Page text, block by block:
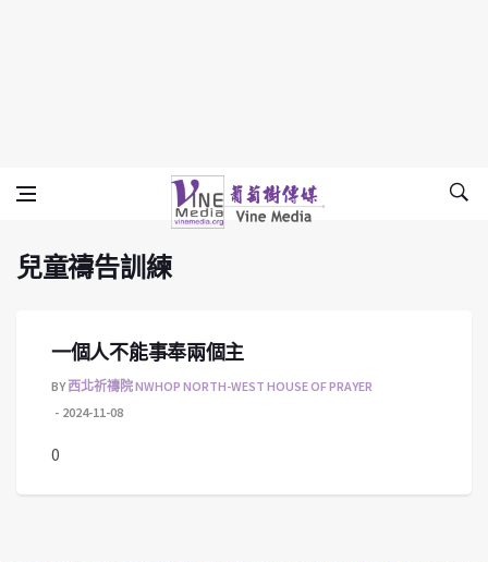
兒童禱告訓練
Vine Media
葡萄樹傳媒
兒童禱告訓練
一個人不能事奉兩個主
BY西北祈禱院 NWHOP NORTH-WEST HOUSE OF PRAYER
2024-11-08
0